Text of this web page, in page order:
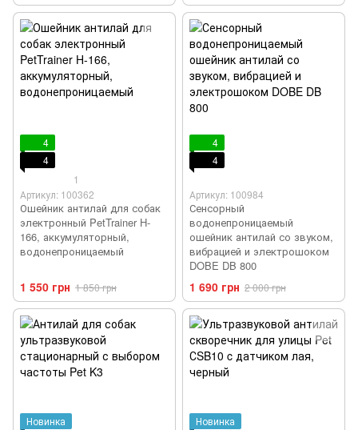
4
4
1
Артикул: 100362
Ошейник антилай для собак
электронный PetTrainer H-
166, аккумуляторный,
водонепроницаемый
1 550 грн 1 850 грн
4
4
Артикул: 100984
Сенсорный
водонепроницаемый
ошейник антилай со звуком,
вибрацией и электрошоком
DOBE DB 800
1 690 грн 2 000 грн
Новинка
Новинка